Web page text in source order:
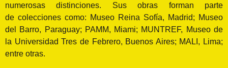
numerosas distinciones. Sus obras forman parte
de colecciones como: Museo Reina Sofía, Madrid; Museo
del Barro, Paraguay; PAMM, Miami; MUNTREF, Museo de
la Universidad Tres de Febrero, Buenos Aires; MALI, Lima;
entre otras.